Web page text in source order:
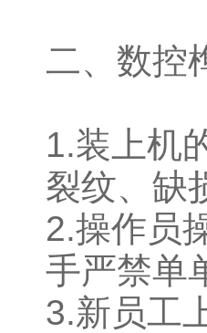
二、数控
1.装上机
裂纹、缺
2.操作员
手严禁单
3.新员工